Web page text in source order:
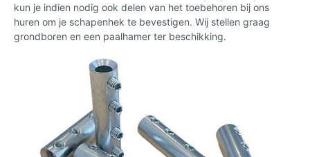
kun je indien nodig ook delen van het toebehoren bij ons
huren om je schapenhek te bevestigen. Wij stellen graag
grondboren en een paalhamer ter beschikking.